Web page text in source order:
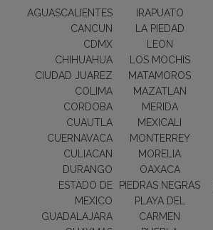
AGUASCALIENTES
CANCUN
CDMX
CHIHUAHUA
CIUDAD JUAREZ
COLIMA
CORDOBA
CUAUTLA
CUERNAVACA
CULIACAN
DURANGO
ESTADO DE
MEXICO
GUADALAJARA
IRAPUATO
LA PIEDAD
LEON
LOS MOCHIS
MATAMOROS
MAZATLAN
MERIDA
MEXICALI
MONTERREY
MORELIA
OAXACA
PIEDRAS NEGRAS
PLAYA DEL
CARMEN